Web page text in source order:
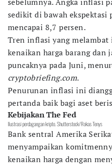
sedikit di bawah ekspektasi
mencapai 8,7 persen.
Tren inflasi yang
kenaikan harga barang dan
puncaknya pada Juni,
cryptobriefing.com.
Penurunan inflasi ini
pertanda baik bagi aset
Kebijakan The Fed
Ilustrasi perdagangan kripto. Shutterstock/Rokas Tenys
Bank sentral Amerika
menyampaikan
kenaikan harga dengan